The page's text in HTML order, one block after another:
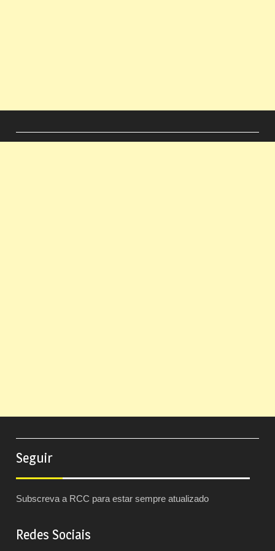
Seguir
Subscreva a RCC para estar sempre atualizado
Redes Sociais